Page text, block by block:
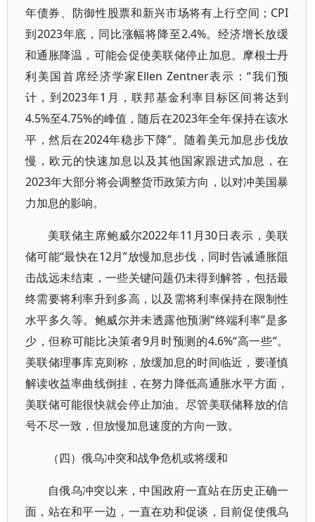
年债券、防御性股票和新兴市场将有上行空间；CPI
到2023年底，同比涨幅将降至2.4%。经济增长放缓
和通胀降温，可能会促使美联储停止加息。摩根士丹
利美国首席经济学家Ellen Zentner表示：“我们预
计，到2023年1月，联邦基金利率目标区间将达到
4.5%至4.75%的峰值，随后在2023年全年保持在该水
平，然后在2024年稳步下降”。随着美元加息步伐放
慢，欧元的快速加息以及其他国家跟进式加息，在
2023年大部分将会调整货币政策方向，以对冲美国暴
力加息的影响。
美联储主席鲍威尔2022年11月30日表示，美联
储可能“最快在12月”放慢加息步伐，同时告诫通胀阻
击战远未结束，一些关键问题仍未得到解答，包括最
终需要将利率升到多高，以及需将利率保持在限制性
水平多久等。鲍威尔并未透露他预测“终端利率”是多
少，但称可能比决策者9月时预测的4.6%“高一些”。
美联储理事库克则称，放缓加息的时间临近，要谨慎
解读收益率曲线倒挂，在努力降低高通胀水平方面，
美联储可能很快就会停止加油。尽管美联储释放的信
号不尽一致，但放慢加息速度的方向一致。
（四）俄乌冲突和战争危机或将缓和
自俄乌冲突以来，中国政府一直站在历史正确一
面，站在和平一边，一直在劝和促谈，目前促使俄乌